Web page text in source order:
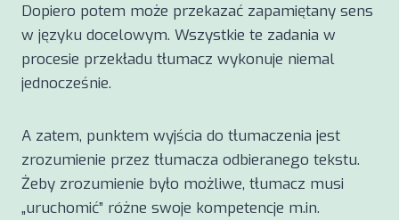
Dopiero potem może przekazać zapamiętany sens
w języku docelowym. Wszystkie te zadania w
procesie przekładu tłumacz wykonuje niemal
jednocześnie.
A zatem, punktem wyjścia do tłumaczenia jest
zrozumienie przez tłumacza odbieranego tekstu.
Żeby zrozumienie było możliwe, tłumacz musi
„uruchomić” różne swoje kompetencje m.in.